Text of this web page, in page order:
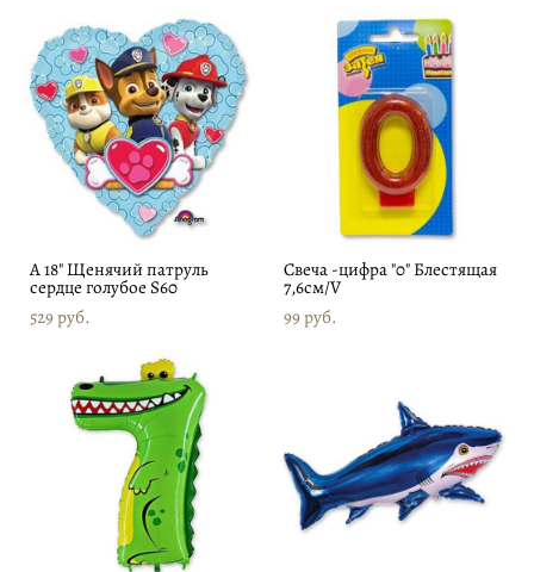
А 18" Щенячий патруль
сердце голубое S60
529 pуб.
Свеча -цифра "0" Блестящая
7,6см/V
99 pуб.